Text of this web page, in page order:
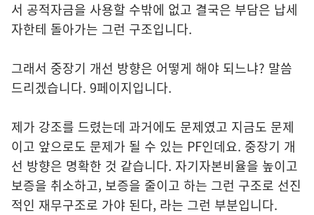
서 공적자금을 사용할 수밖에 없고 결국은 부담은 납세
자한테 돌아가는 그런 구조입니다.
그래서 중장기 개선 방향은 어떻게 해야 되느냐? 말씀
드리겠습니다. 9페이지입니다.
제가 강조를 드렸는데 과거에도 문제였고 지금도 문제
이고 앞으로도 문제가 될 수 있는 PF인데요. 중장기 개
선 방향은 명확한 것 같습니다. 자기자본비율을 높이고
보증을 취소하고, 보증을 줄이고 하는 그런 구조로 선진
적인 재무구조로 가야 된다, 라는 그런 부분입니다.